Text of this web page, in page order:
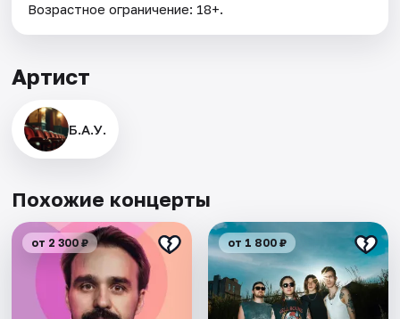
Возрастное ограничение: 18+.
Артист
Б.А.У.
Похожие концерты
от 2 300 ₽ от 1 800 ₽